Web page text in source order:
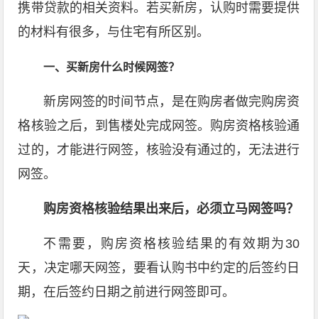
携带贷款的相关资料。若买新房，认购时需要提供
的材料有很多，与住宅有所区别。
一、买新房什么时候网签？
新房网签的时间节点，是在购房者做完购房资
格核验之后，到售楼处完成网签。购房资格核验通
过的，才能进行网签，核验没有通过的，无法进行
网签。
购房资格核验结果出来后，必须立马网签吗？
不需要，购房资格核验结果的有效期为30
天，决定哪天网签，要看认购书中约定的后签约日
期，在后签约日期之前进行网签即可。